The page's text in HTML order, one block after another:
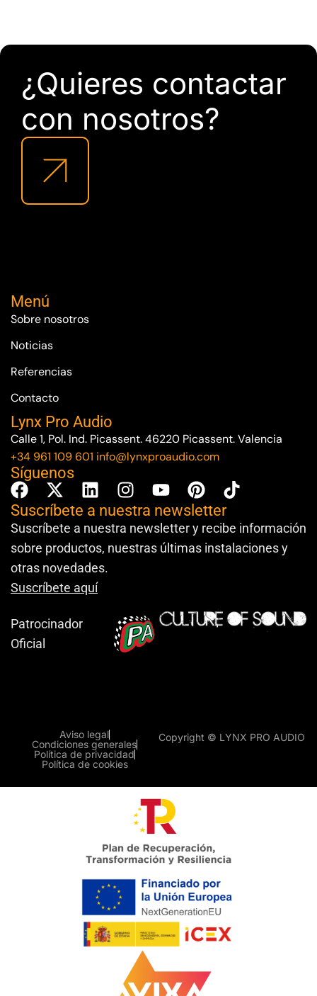
¿Quieres contactar
con nosotros?
Menú
Sobre nosotros
Noticias
Referencias
Contacto
Lynx Pro Audio
Calle 1, Pol. Ind. Picassent. 46220 Picassent. Valencia
+34 961 109 601 info@lynxproaudio.com
Síguenos
Suscríbete a nuestra newsletter
Suscríbete a nuestra newsletter y recibe información
sobre productos, nuestras últimas instalaciones y
otras novedades.
Suscríbete aquí
Patrocinador
Oficial
Copyright © LYNX PRO AUDIO
Aviso legal
Condiciones generales
Política de privacidad
Política de cookies